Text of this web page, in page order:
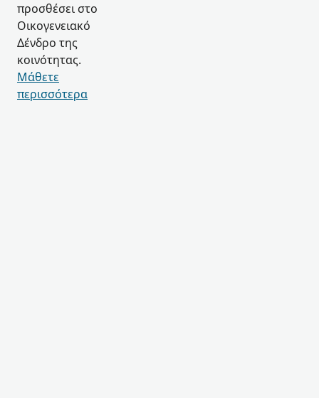
προσθέσει στο
Οικογενειακό
Δένδρο της
κοινότητας.
Μάθετε
περισσότερα